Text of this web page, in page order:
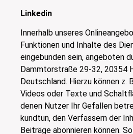
Linkedin
Innerhalb unseres
Funktionen und Inhalte des
eingebunden sein, angeboten
Dammtorstraße 29-32, 20354
Deutschland. Hierzu können z.
Videos oder Texte und
denen Nutzer Ihr Gefallen
kundtun, den Verfassern der
Beiträge abonnieren können.